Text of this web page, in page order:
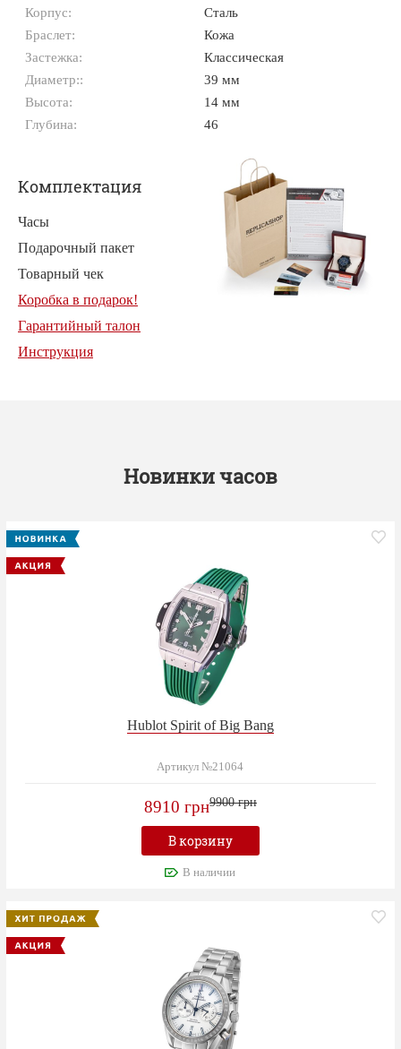
Корпус:
Сталь
Браслет:
Кожа
Застежка:
Классическая
Диаметр::
39 мм
Высота:
14 мм
Глубина:
46
Комплектация
Часы
Подарочный пакет
Товарный чек
Коробка в подарок!
Гарантийный талон
Инструкция
Новинки часов
Hublot Spirit of Big Bang
Артикул №21064
8910 грн9900 грн
В корзину
В наличии